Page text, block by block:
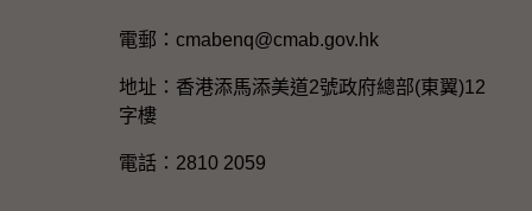
電郵：cmabenq@cmab.gov.hk​
地址：香港添馬添美道2號政府總部(東翼)12
字樓
電話：2810 2059